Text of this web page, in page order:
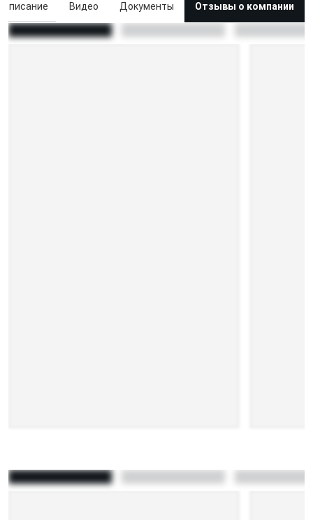
Описание Видео Документы Отзывы о компании